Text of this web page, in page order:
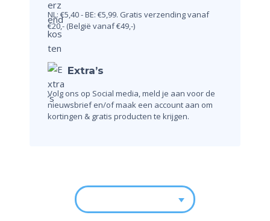
NL: €5,40 - BE: €5,99. Gratis verzending vanaf
€20,- (België vanaf €49,-)
Extra’s
Volg ons op Social media, meld je aan voor de
nieuwsbrief en/of maak een account aan om
kortingen & gratis producten te krijgen.